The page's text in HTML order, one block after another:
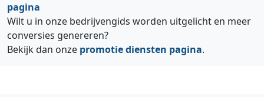
pagina
Wilt u in onze bedrijvengids worden uitgelicht en meer
conversies genereren?
Bekijk dan onze promotie diensten pagina.